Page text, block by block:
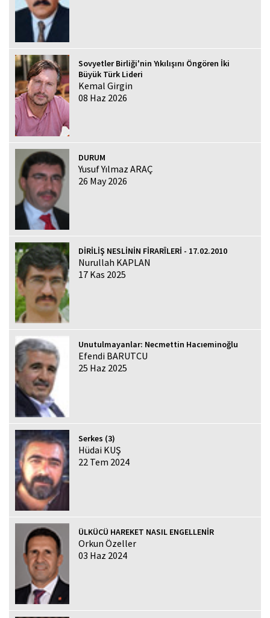
Sovyetler Birliği'nin Yıkılışını Öngören İki
Büyük Türk Lideri
Kemal Girgin
08 Haz 2026
DURUM
Yusuf Yılmaz ARAÇ
26 May 2026
DİRİLİŞ NESLİNİN FİRARÎLERİ - 17.02.2010
Nurullah KAPLAN
17 Kas 2025
Unutulmayanlar: Necmettin Hacıeminoğlu
Efendi BARUTCU
25 Haz 2025
Serkes (3)
Hüdai KUŞ
22 Tem 2024
ÜLKÜCÜ HAREKET NASIL ENGELLENİR
Orkun Özeller
03 Haz 2024